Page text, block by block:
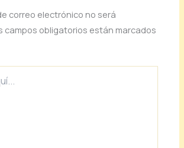
correo electrónico no será
campos obligatorios están marcados